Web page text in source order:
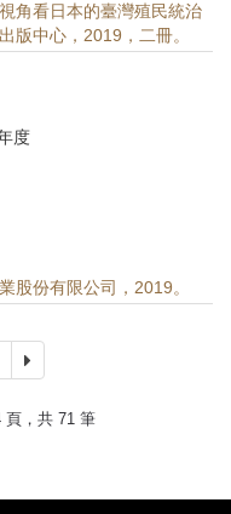
角看日本的臺灣殖民統治
版中心，2019，二冊。
度
股份有限公司，2019。
一
頁，共 71 筆